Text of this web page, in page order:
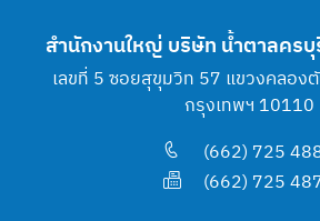
สำนักงานใหญ่ บริษัท น้ำตาลคร
เลขที่ 5 ซอยสุขุมวิท 57 แขวงคลอง
กรุงเทพฯ 10110
(662) 725
(662) 725